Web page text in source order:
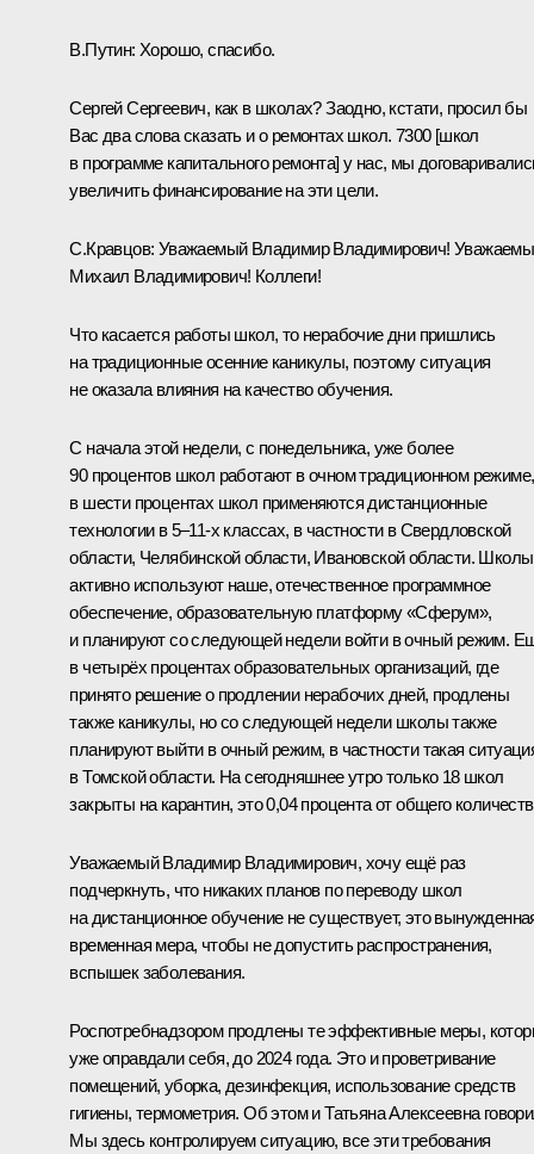
В.Путин: Хорошо, спасибо.
Сергей Сергеевич, как в школах? Заодно, кстати, просил бы
Вас два слова сказать и о ремонтах школ. 7300 [школ
в программе капитального ремонта] у нас, мы
увеличить финансирование на эти цели.
С.Кравцов: Уважаемый Владимир Владимирович!
Михаил Владимирович! Коллеги!
Что касается работы школ, то нерабочие дни пришлись
на традиционные осенние каникулы, поэтому ситуация
не оказала влияния на качество обучения.
С начала этой недели, с понедельника, уже более
90 процентов школ работают в очном традиционном режиме,
в шести процентах школ применяются дистанционные
технологии в 5–11-х классах, в частности в Свердловской
области, Челябинской области, Ивановской области. Школы
активно используют наше, отечественное программное
обеспечение, образовательную платформу «Сферум»,
и планируют со следующей недели войти в очный режим.
в четырёх процентах образовательных организаций, где
принято решение о продлении нерабочих дней, продлены
также каникулы, но со следующей недели школы также
планируют выйти в очный режим, в частности такая
в Томской области. На сегодняшнее утро только 18 школ
закрыты на карантин, это 0,04 процента от общего
Уважаемый Владимир Владимирович, хочу ещё раз
подчеркнуть, что никаких планов по переводу школ
на дистанционное обучение не существует, это
временная мера, чтобы не допустить распространения,
вспышек заболевания.
Роспотребнадзором продлены те эффективные меры,
уже оправдали себя, до 2024 года. Это и проветривание
помещений, уборка, дезинфекция, использование средств
гигиены, термометрия. Об этом и Татьяна Алексеевна
Мы здесь контролируем ситуацию, все эти требования